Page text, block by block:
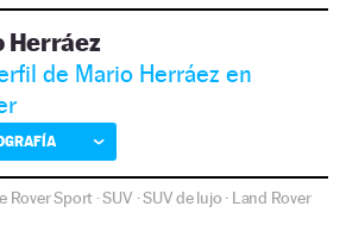
Herráez
de Mario Herráez en
Rover Sport ·SUV ·SUV de lujo · Land Rover